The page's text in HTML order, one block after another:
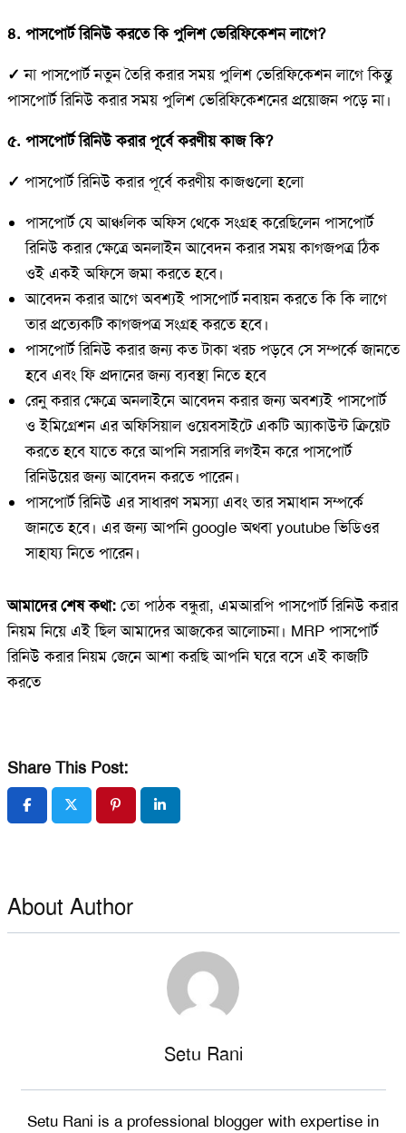
৪. পাসপোর্ট রিনিউ করতে কি পুলিশ ভেরিফিকেশন লাগে?
✓না পাসপোর্ট নতুন তৈরি করার সময় পুলিশ ভেরিফিকেশন লাগে কিন্তু
পাসপোর্ট রিনিউ করার সময় পুলিশ ভেরিফিকেশনের প্রয়োজন পড়ে না।
৫. পাসপোর্ট রিনিউ করার পূর্বে করণীয় কাজ কি?
✓ পাসপোর্ট রিনিউ করার পূর্বে করণীয় কাজগুলো হলো
পাসপোর্ট যে আঞ্চলিক অফিস থেকে সংগ্রহ করেছিলেন পাসপোর্ট
রিনিউ করার ক্ষেত্রে অনলাইন আবেদন করার সময় কাগজপত্র ঠিক
ওই একই অফিসে জমা করতে হবে।
আবেদন করার আগে অবশ্যই পাসপোর্ট নবায়ন করতে কি কি লাগে
তার প্রত্যেকটি কাগজপত্র সংগ্রহ করতে হবে।
পাসপোর্ট রিনিউ করার জন্য কত টাকা খরচ পড়বে সে সম্পর্কে জানতে
হবে এবং ফি প্রদানের জন্য ব্যবস্থা নিতে হবে
রেনু করার ক্ষেত্রে অনলাইনে আবেদন করার জন্য অবশ্যই পাসপোর্ট
ও ইমিগ্রেশন এর অফিসিয়াল ওয়েবসাইটে একটি অ্যাকাউন্ট ক্রিয়েট
করতে হবে যাতে করে আপনি সরাসরি লগইন করে পাসপোর্ট
রিনিউয়ের জন্য আবেদন করতে পারেন।
পাসপোর্ট রিনিউ এর সাধারণ সমস্যা এবং তার সমাধান সম্পর্কে
জানতে হবে। এর জন্য আপনি google অথবা youtube ভিডিওর
সাহায্য নিতে পারেন।
আমাদের শেষ কথা: তো পাঠক বন্ধুরা, এমআরপি পাসপোর্ট রিনিউ করার
নিয়ম নিয়ে এই ছিল আমাদের আজকের আলোচনা। MRP পাসপোর্ট
রিনিউ করার নিয়ম জেনে আশা করছি আপনি ঘরে বসে এই কাজটি
করতে
Share This Post:
About Author
Setu Rani
Setu Rani is a professional blogger with expertise in